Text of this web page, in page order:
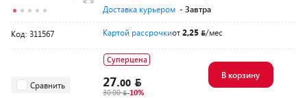
Доставка курьером - Завтра
Код: 311567 Картой рассрочкиот2,25 /мес
Сравнить
Суперцена
27.00
30.00 -10%
В корзину